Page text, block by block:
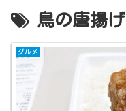
鳥の唐揚げ
グルメ